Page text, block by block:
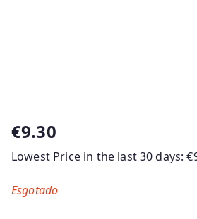
€9.30
Lowest Price in the last 30 days:€
Esgotado